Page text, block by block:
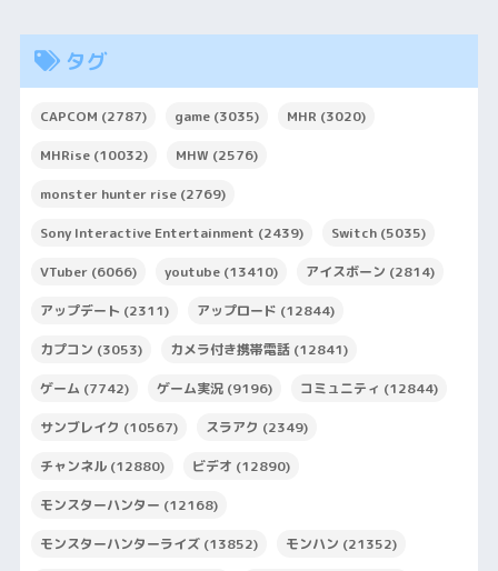
タグ
CAPCOM (2787) game(3035) MHR (3020)
MHRise(10032) MHW (2576)
monster hunter rise(2769)
Sony Interactive Entertainment (2439) Switch(5035)
VTuber(6066) youtube(13410) アイスボーン (2814)
アップデート (2311) アップロード (12844)
カプコン (3053) カメラ付き携帯電話(12841)
ゲーム (7742) ゲーム実況(9196) コミュニティ (12844)
サンブレイク (10567) スラアク (2349)
チャンネル(12880) ビデオ (12890)
モンスターハンター (12168)
モンスターハンターライズ(13852) モンハン (21352)